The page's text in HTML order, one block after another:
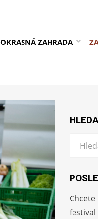
OKRASNÁ ZAHRADA
Vyhledat:
festival